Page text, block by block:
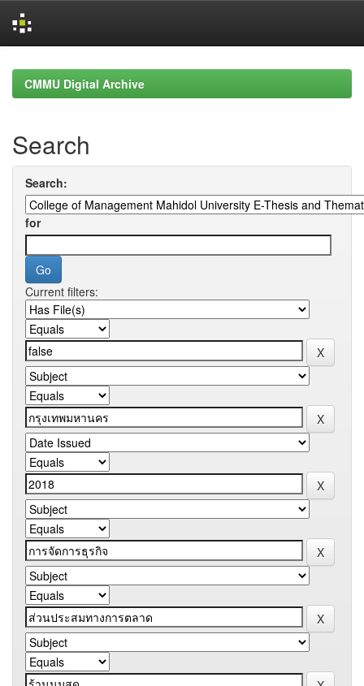
navigationCMMU Digital Archive
Search
Search:
for
Current filters: